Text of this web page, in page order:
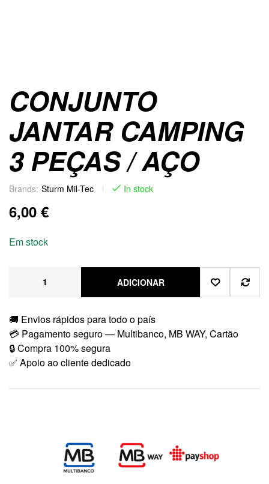
CONJUNTO
JANTAR CAMPING
3 PEÇAS / AÇO
Brands: Sturm Mil-Tec In stock
6,00 €
Em stock
ADICIONAR
🚚 Envios rápidos para todo o país
💳 Pagamento seguro — Multibanco, MB WAY, Cartão
🔒 Compra 100% segura
✅ Apoio ao cliente dedicado